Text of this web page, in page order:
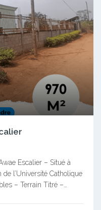
Escalier – Situé à
l’Université Catholique
– Terrain Titré –…